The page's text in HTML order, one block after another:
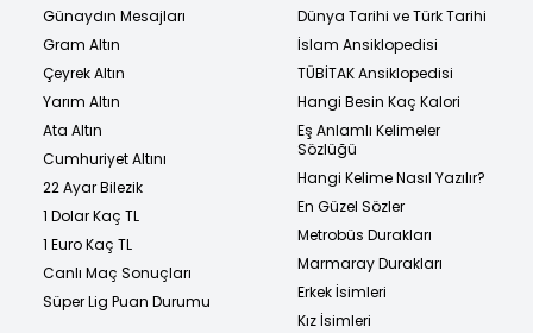
Günaydın Mesajları
Gram Altın
Çeyrek Altın
Yarım Altın
Ata Altın
Cumhuriyet Altını
22 Ayar Bilezik
1 Dolar Kaç TL
1 Euro Kaç TL
Canlı Maç Sonuçları
Süper Lig Puan Durumu
Dünya Tarihi ve Türk Tarihi
İslam Ansiklopedisi
TÜBİTAK Ansiklopedisi
Hangi Besin Kaç Kalori
Eş Anlamlı Kelimeler
Sözlüğü
Hangi Kelime Nasıl Yazılır?
En Güzel Sözler
Metrobüs Durakları
Marmaray Durakları
Erkek İsimleri
Kız İsimleri